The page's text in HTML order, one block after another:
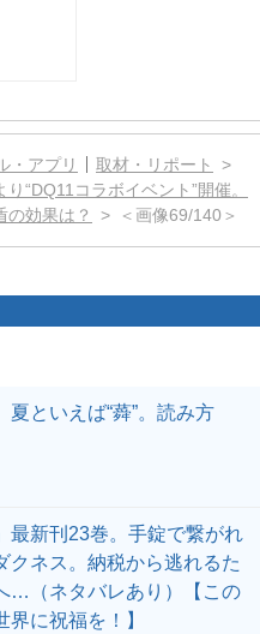
・アプリ
取材・リポート
“DQ11コラボイベント”開催。
効果は？
夏といえば“蕣”。読み方